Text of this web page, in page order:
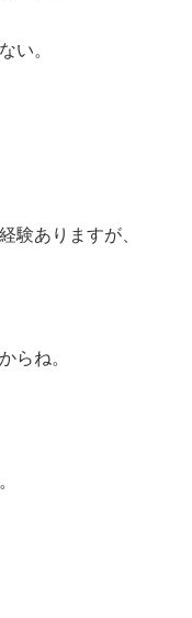
い。
験ありますが、
らね。